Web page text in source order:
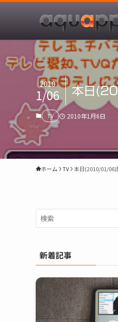
本日
2010
1/06
TV 2010年1月6日
ホーム TV 本日(2010/01/
新着記事